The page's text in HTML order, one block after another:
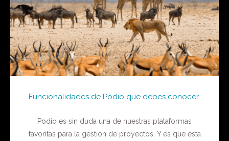
Funcionalidades de Podio que debes conocer
Podio es sin duda una de nuestras plataformas
favoritas para la gestión de proyectos. Y es que esta